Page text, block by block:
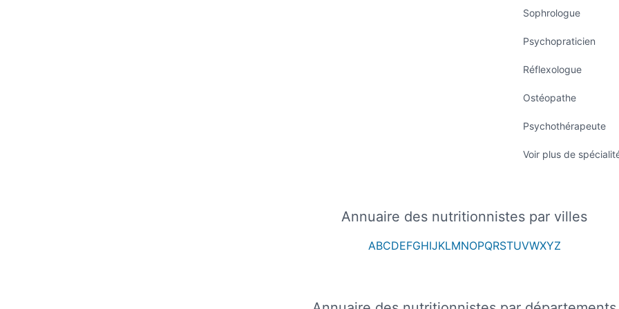
Sophrologue
Psychopraticien
Réflexologue
Ostéopathe
Psychothérapeute
Voir plus de
Annuaire des nutritionnistes par villes
ABCDEFGHIJKLMNOPQRSTUVWXYZ